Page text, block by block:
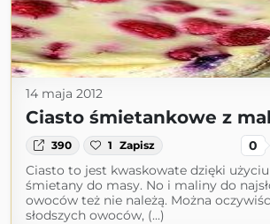
14 maja 2012
Ciasto śmietankowe z
390 1 Zapisz 0
Ciasto to jest kwaskowate dzięki
śmietany do masy. No i maliny do
owoców też nie należą. Można
słodszych owoców, (...)